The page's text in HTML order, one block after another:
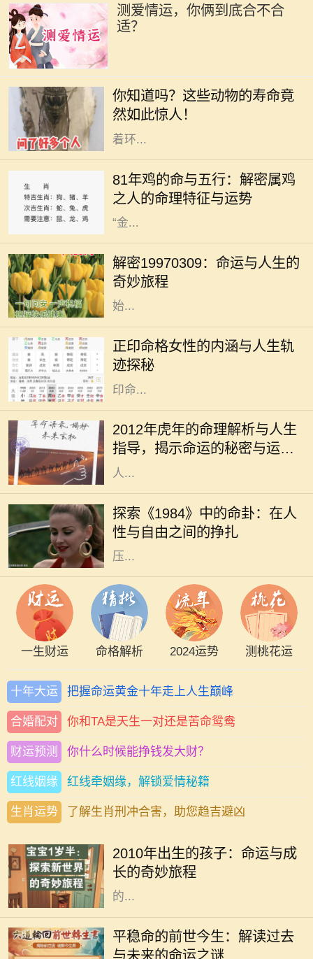
测爱情运，你俩到底合不合
适？
你知道吗？这些动物的寿命竟
然如此惊人！
生存着，而其中一些小生命却拥有令
人惊叹的长寿。在地球的丰富生态
中，每一种动物都以自己的方式适应
着环...
81年鸡的命与五行：解密属鸡
之人的命理特征与运势
在中国传统文化中，生肖和五行的组
合常常被用来解读一个人的命运与性
格特征。1981年出生的人属鸡，根据
五行的理论，出生于这一年的鸡是
“金...
解密19970309：命运与人生的
奇妙旅程
在命理学的浩瀚海洋中，许多数字和
日期承载着独特的象征意义。1997年
3月9日，这一天不仅仅是一个普普通
通的日子，更是象征着某种命运的开
始...
正印命格女性的内涵与人生轨
迹探秘
正印命格在八字命理中，是一种被视
为吉祥的命格类型，尤其对女性而
言，具有独特的象征意义。正印通常
代表着母亲、智慧与情感，对处于正
印命...
2012年虎年的命理解析与人生
指导，揭示命运的秘密与运势
的变化
在中国传统文化中，生肖文化有着深
厚的根基，特别是对于每一年出生的
孩子，大家都十分关注他们的命理与
性格特征。2012年是壬辰年，属虎的
人...
探索《1984》中的命卦：在人
性与自由之间的挣扎
《1984》是乔治·奥威尔所著的一部
经典反乌托邦小说，故事设定在一个
极权主义高度控制的社会中。在这个
社会中，个人的自由被巨大的监控和
压...
一生财运 命格解析 2024运势 测桃花运
十年大运 把握命运黄金十年走上人生巅峰
合婚配对 你和TA是天生一对还是苦命鸳鸯
财运预测 你什么时候能挣钱发大财？
红线姻缘 红线牵姻缘，解锁爱情秘籍
生肖运势 了解生肖刑冲合害，助您趋吉避凶
2010年出生的孩子：命运与成
长的奇妙旅程
2010年，对于许多家庭而言，是一个
的孩子，恰如其分地承载了新时代的
特质。今天，我们不仅探讨这些孩子
的...
平稳命的前世今生：解读过去
与未来的命运之谜
每个人都想知道自己的命运如何，尤
其是那些平稳命的人。他们往往生活
安稳，事业顺利，不会遇到太多的波